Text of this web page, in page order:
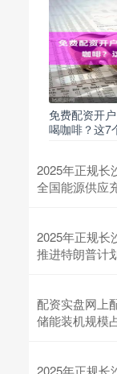
免费配资开
喝咖啡？这7
2025年正规长
全国能源供应
2025年正规长
推进特朗普计
配资实盘网上
储能装机规模
2025年正规长